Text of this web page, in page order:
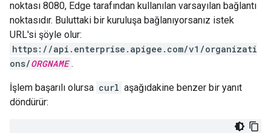
noktası 8080, Edge tarafından kullanılan varsayılan bağlantı
noktasıdır. Buluttaki bir kuruluşa bağlanıyorsanız istek
URL'si şöyle olur:
https://api.enterprise.apigee.com/v1/organizati
ons/ORGNAME .
İşlem başarılı olursa curl aşağıdakine benzer bir yanıt
döndürür: